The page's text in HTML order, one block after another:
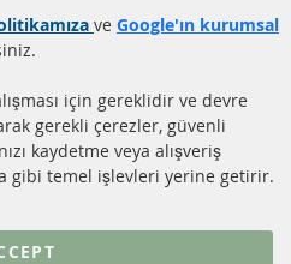
Gönderim ücreti
ve Google'ın kurumsal
için gereklidir ve devre
gerekli çerezler, güvenli
kaydetme veya alışveriş
gibi temel işlevleri yerine getirir.